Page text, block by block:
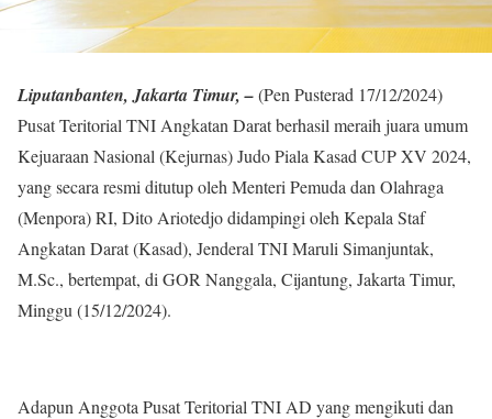
Liputanbanten, Jakarta Timur, –(Pen Pusterad 17/12/2024)
Pusat Teritorial TNI Angkatan Darat berhasil meraih juara umum
Kejuaraan Nasional (Kejurnas) Judo Piala Kasad CUP XV 2024,
yang secara resmi ditutup oleh Menteri Pemuda dan Olahraga
(Menpora) RI, Dito Ariotedjo didampingi oleh Kepala Staf
Angkatan Darat (Kasad), Jenderal TNI Maruli Simanjuntak,
M.Sc., bertempat, di GOR Nanggala, Cijantung, Jakarta Timur,
Minggu (15/12/2024).
Adapun Anggota Pusat Teritorial TNI AD yang mengikuti dan